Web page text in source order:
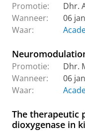
Promotie:
Dhr.
Wanneer:
06
Waar:
Promotie:
Dhr.
Wanneer:
06
Waar:
The therapeutic
dioxygenase in